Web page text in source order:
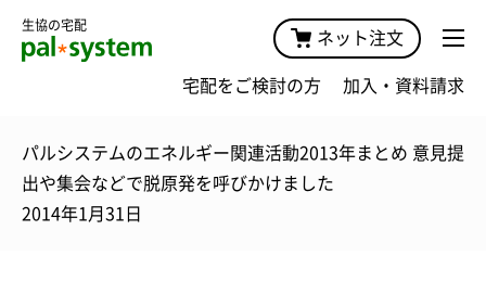
生協の宅配
ネット注文
宅配をご検討の方 加入・資料請求
パルシステムのエネルギー関連活動2013年まとめ 意見提
出や集会などで脱原発を呼びかけました
2014年1月31日